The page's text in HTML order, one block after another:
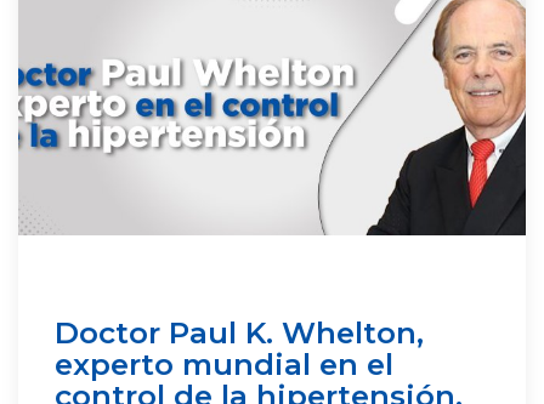
Doctor Paul K. Whelton,
experto mundial en el
control de la hipertensión,